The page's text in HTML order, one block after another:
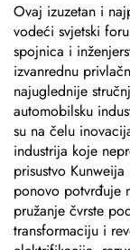
Ovaj izuzetan i
vodeći svjetski
spojnica i
izvanrednu
najuglednije
automobilsku
su na čelu
industrija koje
prisustvo
ponovo potvrđuje
pružanje čvrste
transformaciju i